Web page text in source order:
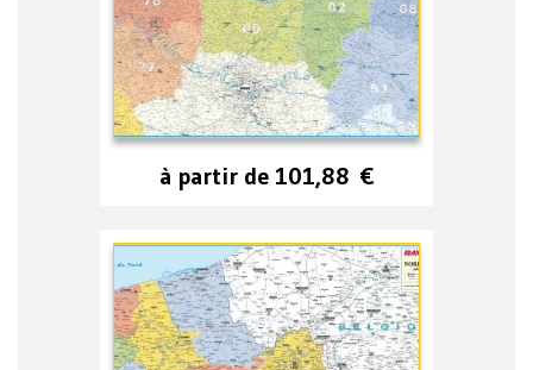
à partir de 101,88 €